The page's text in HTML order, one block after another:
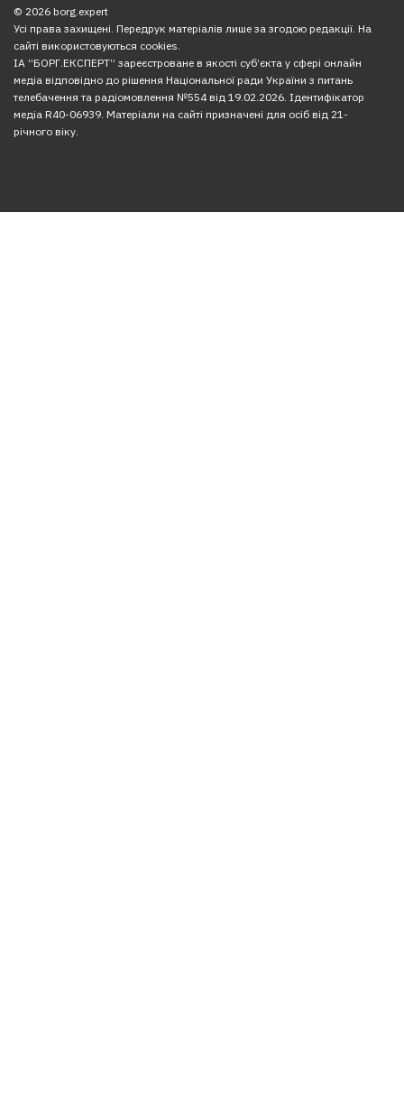
© 2026 borg.expert
Усі права захищені. Передрук матеріалів лише за згодою редакції. На
сайті використовуються cookies.
ІА “БОРГ.ЕКСПЕРТ” зареєстроване в якості суб’єкта у сфері онлайн
медіа відповідно до рішення Національної ради України з питань
телебачення та радіомовлення №554 від 19.02.2026. Ідентифікатор
медіа R40-06939. Матеріали на сайті призначені для осіб від 21-
річного віку.